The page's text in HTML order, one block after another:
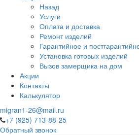
Назад
Услуги
Оплата и доставка
Ремонт изделий
Гарантийное и
Установка готовых изделий
Вызов замерщика на дом
Акции
Контакты
Калькулятор
migran1-26@mail.ru
+7 (925) 713-88-25
Обратный звонок